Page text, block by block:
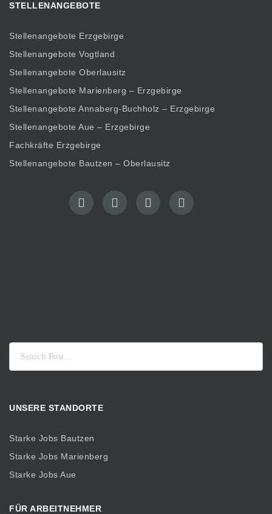
STELLENANGEBOTE
Stellenangebote Erzgebirge
Stellenangebote Vogtland
Stellenangebote Oberlausitz
Stellenangebote Marienberg – Erzgebirge
Stellenangebote Annaberg-Buchholz – Erzgebirge
Stellenangebote Aue – Erzgebirge
Fachkräfte Erzgebirge
Stellenangebote Bautzen – Oberlausitz
nach:
UNSERE STANDORTE
Starke Jobs Bautzen
Starke Jobs Marienberg
Starke Jobs Aue
FÜR ARBEITNEHMER